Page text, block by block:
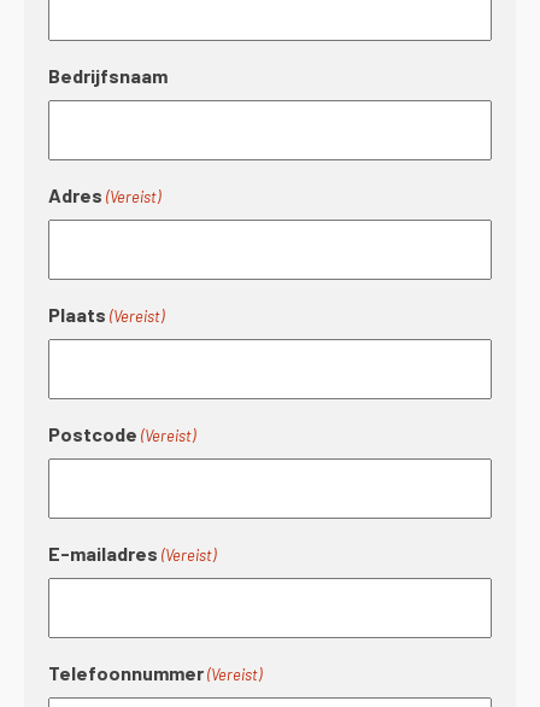
Bedrijfsnaam
Adres (Vereist)
Plaats (Vereist)
Postcode (Vereist)
E-mailadres (Vereist)
Telefoonnummer (Vereist)